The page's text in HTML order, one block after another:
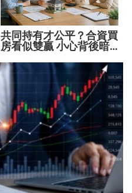
共同持有才公平？合資買
房看似雙贏 小心背後暗